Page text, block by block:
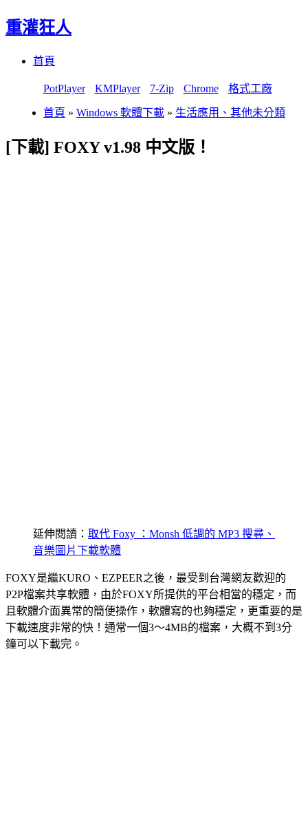
重灌狂人
首頁
PotPlayer KMPlayer 7-Zip Chrome 格式工廠
首頁 » Windows 軟體下載 » 生活應用、其他未分類
[下載] FOXY v1.98 中文版！
延伸閱讀： 取代 Foxy ：Monsh 低調的 MP3 搜尋、
音樂圖片下載軟體
FOXY是繼KURO、EZPEER之後，最受到台灣網友歡迎的
P2P檔案共享軟體，由於FOXY所提供的平台相當的穩定，而
且軟體介面異常的簡便操作，軟體寫的也夠穩定，更重要的是
下載速度非常的快！通常一個3～4MB的檔案，大概不到3分
鐘可以下載完。